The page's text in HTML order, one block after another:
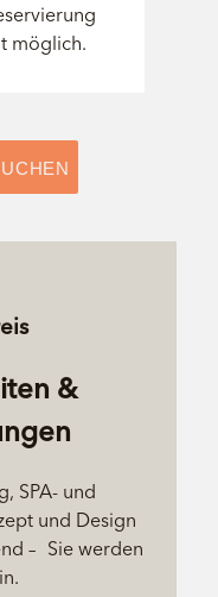
möglich.
&
SPA- und
und Design
– Sie werden